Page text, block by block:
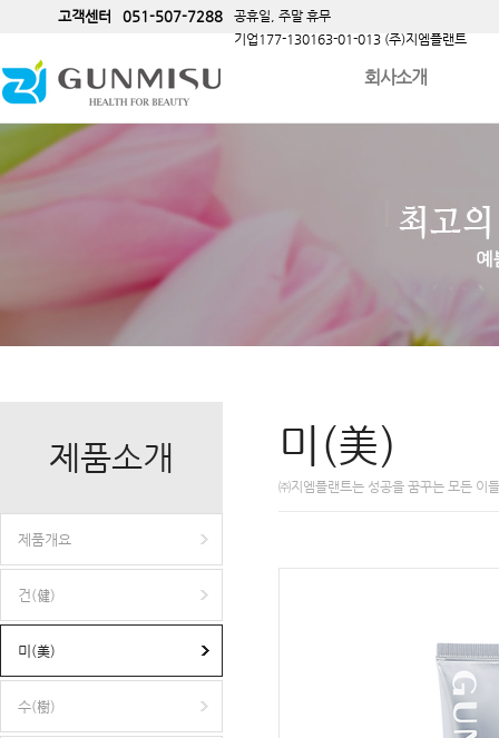
고객센터 051-507-7288
공휴일, 주말 휴무
기업177-130163-01-013 (주)지엠플랜트
회사소개
제품소개
제품개요
건(健)
미(美)
수(樹)
미(美)
㈜지엠플랜트는 성공을 꿈꾸는 모든 이